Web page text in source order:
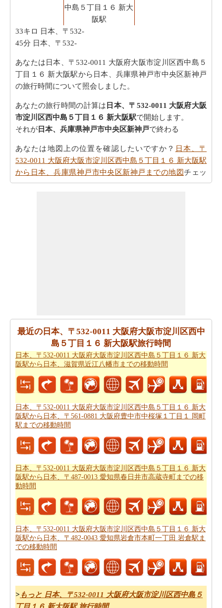
中島５丁目１６ 新大
阪駅
33キロ 日本、〒532-
45分 日本、〒532-
あなたは日本、〒532-0011 大阪府大阪市淀川区西中島５
丁目１６ 新大阪駅から日本、兵庫県神戸市中央区新神戸
の旅行時間について照会しました。
あなたの旅行時間の計算は 日本、〒532-0011 大阪府大阪
市淀川区西中島５丁目１６ 新大阪駅で開始します。
それが 日本、兵庫県神戸市中央区新神戸で終わる
あなたは地図上の位置を確認したいですか？ 日本、〒
532-0011 大阪府大阪市淀川区西中島５丁目１６ 新大阪駅
から日本、兵庫県神戸市中央区新神戸までの地図チェッ
ク！
新大阪駅 から日本、兵庫県神戸市中央区新神戸まで 飛行
機で飛びます、距離がどのぐらいかかります。日本、〒
532-0011 大阪府大阪市淀川区西中島５丁目１６ 新大阪駅
から日本、兵庫県神戸市中央区新神戸までの飛行距離確
日本、〒532-0011 大阪府大阪市淀川区西中島５丁目１６
新大阪駅から日本、兵庫県神戸市中央区新神戸までの旅
行する方法については、旅行の要約を取得します。
あなたはいつも道路で旅行中に多くの時間を費やすこと
はできません。あなたは飛行機で行く方が良いかもしれ
丁目１６ 新大阪駅から日本、兵庫県神戸市中央区新神戸
までの飛行時間をもらいます。
新しい場所に行くの後、あなたの目的地へのルートを知
ることが重要です。場合はルートを認識していません、
あなたは日本、〒532-0011 大阪府大阪市淀川区西中島５
丁目１６ 新大阪駅から日本、兵庫県神戸市中央区新神戸
までの道路ルートプラン
す。
つの重要な要因であります。日本、〒532-0011 大阪府大
阪市淀川区西中島５丁目１６ 新大阪駅から日本、兵庫県
最近の日本、〒532-0011 大阪府大阪市淀川区西中
島５丁目１６ 新大阪駅旅行時間
日本、〒532-0011 大阪府大阪市淀川区西中島５丁目１６ 新大
阪駅から日本、滋賀県近江八幡市までの移動時間
日本、〒532-0011 大阪府大阪市淀川区西中島５丁目１６ 新大
阪駅から日本、〒561-0881 大阪府豊中市中桜塚１丁目１ 岡町
駅までの移動時間
日本、〒532-0011 大阪府大阪市淀川区西中島５丁目１６ 新大
阪駅から日本、〒487-0013 愛知県春日井市高蔵寺町までの移
動時間
日本、〒532-0011 大阪府大阪市淀川区西中島５丁目１６ 新大
阪駅から日本、〒482-0043 愛知県岩倉市本町一丁田 岩倉駅ま
での移動時間
> もっと 日本、〒532-0011 大阪府大阪市淀川区西中島５
丁目１６ 新大阪駅 旅行時間